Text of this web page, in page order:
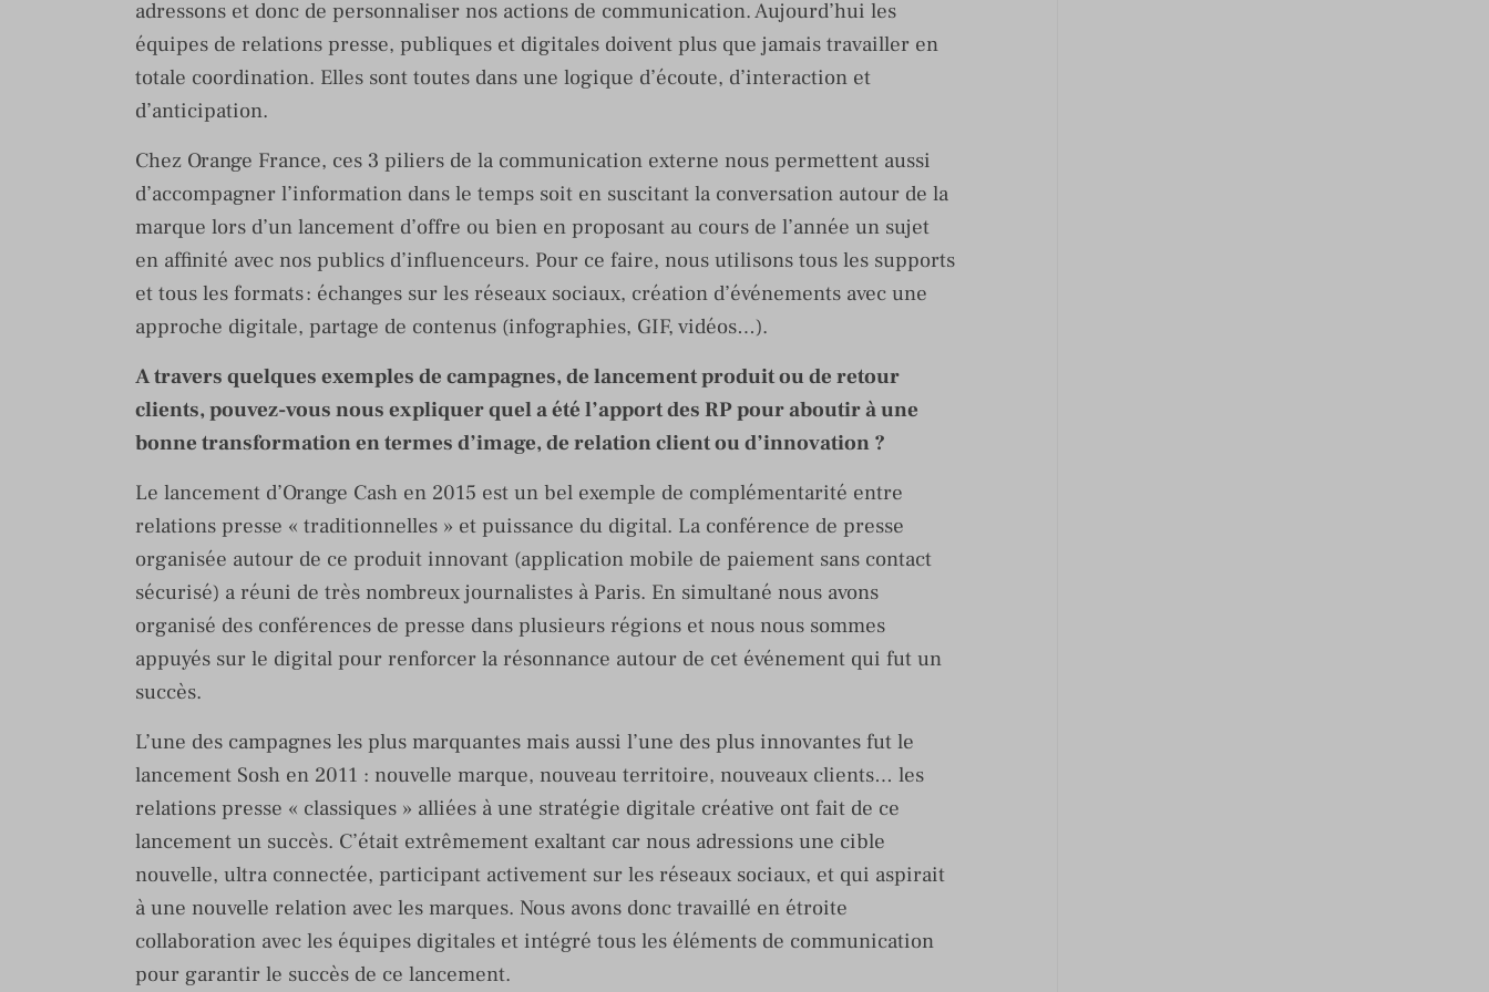
adressons et donc de personnaliser nos actions de communication. Aujourd’hui les
équipes de relations presse, publiques et digitales doivent plus que jamais travailler en
totale coordination. Elles sont toutes dans une logique d’écoute, d’interaction et
d’anticipation.
Chez Orange France, ces 3 piliers de la communication externe nous permettent aussi
d’accompagner l’information dans le temps soit en suscitant la conversation autour de la
marque lors d’un lancement d’offre ou bien en proposant au cours de l’année un sujet
en affinité avec nos publics d’influenceurs. Pour ce faire, nous utilisons tous les supports
et tous les formats : échanges sur les réseaux sociaux, création d’événements avec une
approche digitale, partage de contenus (infographies, GIF, vidéos…).
A travers quelques exemples de campagnes, de lancement produit ou de retour
clients, pouvez-vous nous expliquer quel a été l’apport des RP pour aboutir à une
bonne transformation en termes d’image, de relation client ou d’innovation ?
Le lancement d’Orange Cash en 2015 est un bel exemple de complémentarité entre
relations presse « traditionnelles » et puissance du digital. La conférence de presse
organisée autour de ce produit innovant (application mobile de paiement sans contact
sécurisé) a réuni de très nombreux journalistes à Paris. En simultané nous avons
organisé des conférences de presse dans plusieurs régions et nous nous sommes
appuyés sur le digital pour renforcer la résonnance autour de cet événement qui fut un
succès.
L’une des campagnes les plus marquantes mais aussi l’une des plus innovantes fut le
lancement Sosh en 2011 : nouvelle marque, nouveau territoire, nouveaux clients… les
relations presse « classiques » alliées à une stratégie digitale créative ont fait de ce
lancement un succès. C’était extrêmement exaltant car nous adressions une cible
nouvelle, ultra connectée, participant activement sur les réseaux sociaux, et qui aspirait
à une nouvelle relation avec les marques. Nous avons donc travaillé en étroite
collaboration avec les équipes digitales et intégré tous les éléments de communication
pour garantir le succès de ce lancement.